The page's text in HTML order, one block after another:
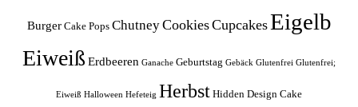
Burger Cake Pops ChutneyCookiesCupcakesEigelb
Eiweiß Erdbeeren Ganache Geburtstag Gebäck Glutenfrei Glutenfrei;
Eiweiß Halloween Hefeteig Herbst Hidden Design Cake